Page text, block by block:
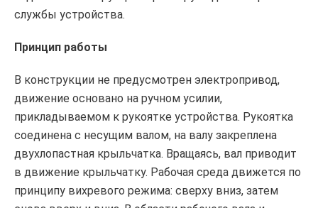
службы устройства.
Принцип работы
В конструкции не предусмотрен электропривод,
движение основано на ручном усилии,
прикладываемом к рукоятке устройства. Рукоятка
соединена с несущим валом, на валу закреплена
двухлопастная крыльчатка. Вращаясь, вал приводит
в движение крыльчатку. Рабочая среда движется по
принципу вихревого режима: сверху вниз, затем